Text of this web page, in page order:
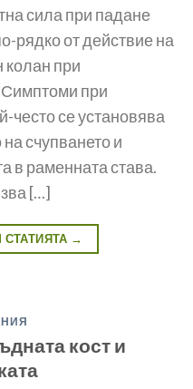
сила при падане
ряд­ко от действие на
колан при
при
често се установява
счуп­ването и
в раменната става.
[…]
→
кост и